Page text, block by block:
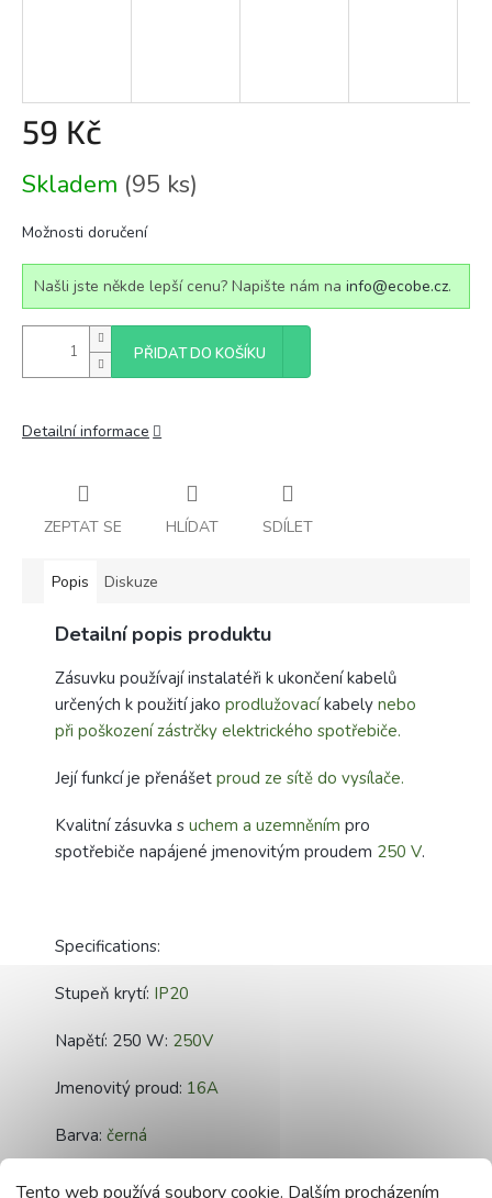
Tento web používá soubory cookie. Dalším procházením
59 Kč
cena:
Skladem (95 ks)
Možnosti doručení
Našli jste někde lepší cenu? Napište nám na info@ecobe.cz.
PŘIDAT DO KOŠÍKU
Detailní informace
ZEPTAT SE HLÍDAT SDÍLET
Popis Diskuze
Detailní popis produktu
Zásuvku používají instalatéři k ukončení kabelů
určených k použití jako prodlužovacíkabely nebo
při poškození zástrčky elektrického spotřebiče.
Její funkcí je přenášet proud ze sítě do vysílače.
Kvalitní zásuvka s uchem a uzemněním pro
spotřebiče napájené jmenovitým proudem 250 V.
Specifications:
Stupeň krytí: IP20
Napětí: 250 W: 250V
Jmenovitý proud: 16A
Barva: černá
Typ připojení:Šroubovací svorka